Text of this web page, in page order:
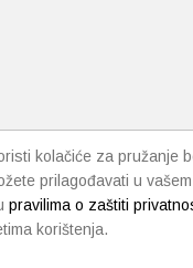
kolačiće za pružanje
prilagođavati u
pravilima o zaštiti
korištenja.